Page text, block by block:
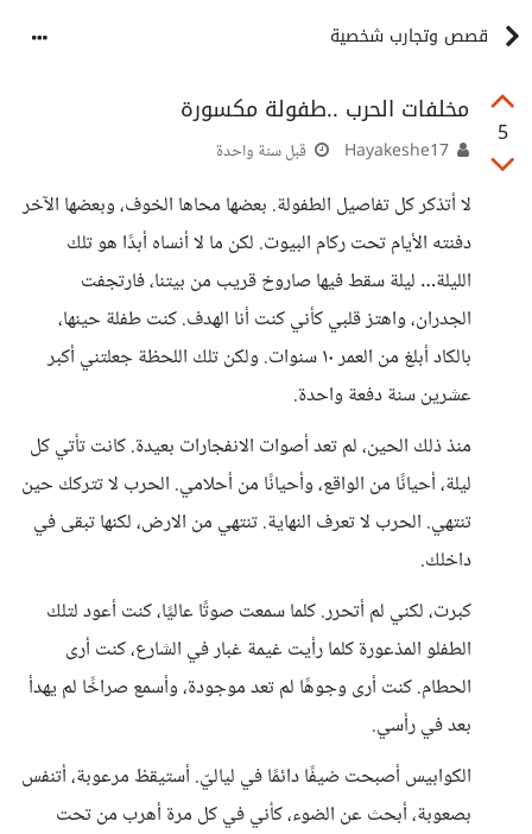
قصص وتجارب شخصية
5
مخلفات الحرب ..طفولة مكسورة
قبل سنة واحدة
لا أتذكر كل تفاصيل الطفولة. بعضها محاها الخوف، وبعضها الآخر
دفنته الأيام تحت ركام البيوت. لكن ما لا أنساه أبدًا هو تلك
الليلة… ليلة سقط فيها صاروخ قريب من بيتنا، فارتجفت
الجدران، واهتز قلبي كأني كنت أنا الهدف. كنت طفلة حينها،
بالكاد أبلغ من العمر ١٠ سنوات. ولكن تلك اللحظة جعلتني أكبر
عشرين سنة دفعة واحدة.
منذ ذلك الحين، لم تعد أصوات الانفجارات بعيدة. كانت تأتي كل
ليلة، أحيانًا من الواقع، وأحيانًا من أحلامي. الحرب لا تتركك حين
تنتهي. الحرب لا تعرف النهاية. تنتهي من الارض، لكنها تبقى في
داخلك.
كبرت، لكني لم أتحرر. كلما سمعت صوتًا عاليًا، كنت أعود لتلك
الطفلو المذعورة كلما رأيت غيمة غبار في الشارع، كنت أرى
الحطام. كنت أرى وجوهًا لم تعد موجودة، وأسمع صراخًا لم يهدأ
بعد في رأسي.
الكوابيس أصبحت ضيفًا دائمًا في لياليّ. أستيقظ مرعوبة، أتنفس
بصعوبة، أبحث عن الضوء، كأني في كل مرة أهرب من تحت